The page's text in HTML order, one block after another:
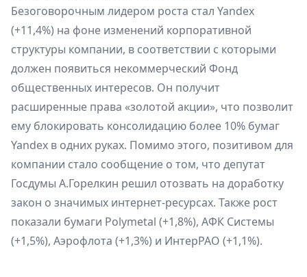
Безоговорочным лидером роста стал Yandex
(+11,4%) на фоне изменений корпоративной
структуры компании, в соответствии с которыми
должен появиться некоммерческий Фонд
общественных интересов. Он получит
расширенные права «золотой акции», что позволит
ему блокировать консолидацию более 10% бумаг
Yandex в одних руках. Помимо этого, позитивом для
компании стало сообщение о том, что депутат
Госдумы А.Горелкин решил отозвать на доработку
закон о значимых интернет-ресурсах. Также рост
показали бумаги Polymetal (+1,8%), АФК Системы
(+1,5%), Аэрофлота (+1,3%) и ИнтерРАО (+1,1%).